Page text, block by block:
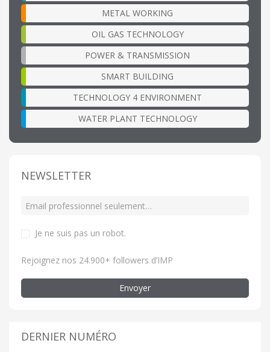
METAL WORKING
OIL GAS TECHNOLOGY
POWER & TRANSMISSION
SMART BUILDING
TECHNOLOGY 4 ENVIRONMENT
WATER PLANT TECHNOLOGY
NEWSLETTER
Je ne suis pas un robot.
Rejoignez nos 24.900+ followers d’IMP
Envoyer
DERNIER NUMÉRO